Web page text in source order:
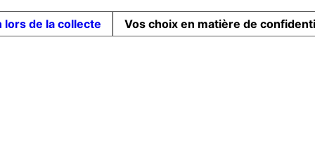
lors de la collecte Vos choix en matière de